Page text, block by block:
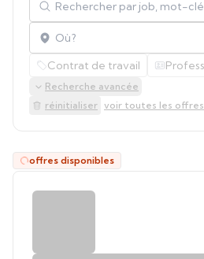
Localisation
Contrat de travail
Recherche avancée
réinitialiser voir toutes les offres
offres disponibles